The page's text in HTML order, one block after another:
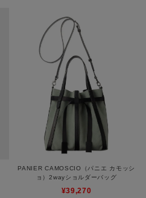
PANIER CAMOSCIO（パニエ カモッシ
ョ）2wayショルダーバッグ
¥39,270